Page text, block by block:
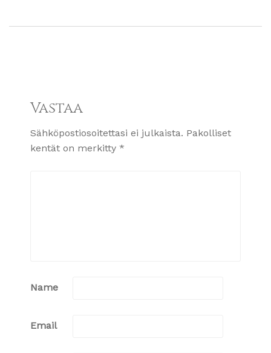
Vastaa
Sähköpostiosoitettasi ei julkaista. Pakolliset
kentät on merkitty *
Name
Email